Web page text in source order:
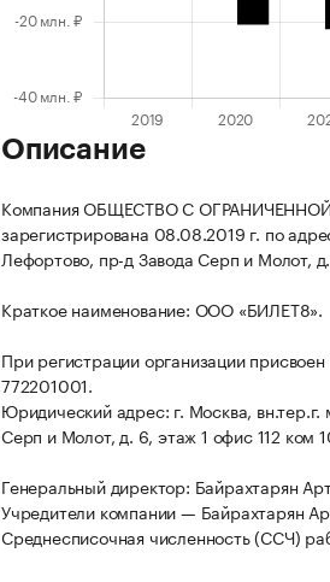
Описание
Компания ОБЩЕСТВО С
зарегистрирована 08.08.2019 г. по
Лефортово, пр-д Завода Серп и Молот,
Краткое наименование: ООО «БИЛЕТ8».
При регистрации организации
772201001.
Юридический адрес: г. Москва,
Серп и Молот, д. 6, этаж 1 офис 112 ком
Генеральный директор: Байрахтарян
Учредители компании — Байрахтарян
Среднесписочная численность (ССЧ)